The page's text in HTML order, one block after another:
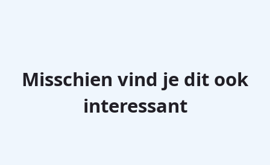
Misschien vind je dit ook
interessant